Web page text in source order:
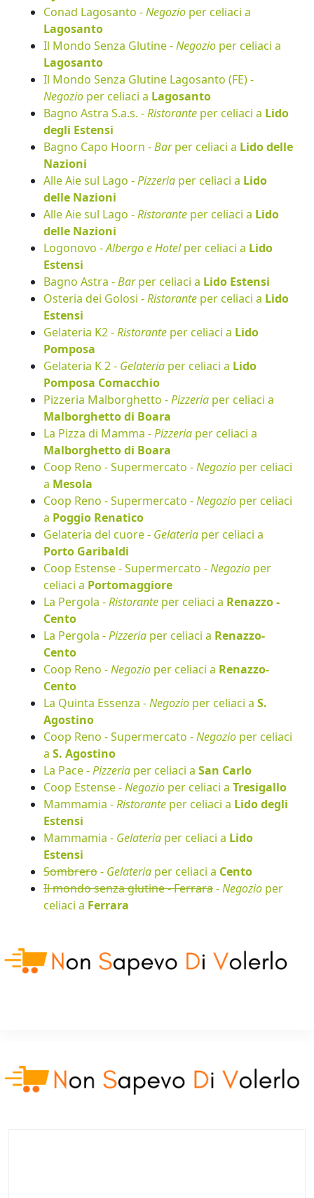
Conad Lagosanto -Negozio per celiaci a
Lagosanto
Il Mondo Senza Glutine -Negozio per celiaci a
Lagosanto
Il Mondo Senza Glutine Lagosanto (FE) -
Negozio per celiaci a Lagosanto
Bagno Astra S.a.s. -Ristorante per celiaci a Lido
degli Estensi
Bagno Capo Hoorn -Barper celiaci a Lido delle
Nazioni
Alle Aie sul Lago -Pizzeria per celiaci a Lido
delle Nazioni
Alle Aie sul Lago -Ristorante per celiaci a Lido
delle Nazioni
Logonovo -Albergo e Hotelper celiaci a Lido
Estensi
Bagno Astra -Barper celiaci a Lido Estensi
Osteria dei Golosi -Ristorante per celiaci a Lido
Estensi
Gelateria K2 -Ristorante per celiaci a Lido
Pomposa
Gelateria K 2 - Gelateria per celiaci a Lido
Pomposa Comacchio
Pizzeria Malborghetto -Pizzeria per celiaci a
Malborghetto di Boara
La Pizza di Mamma -Pizzeria per celiaci a
Malborghetto di Boara
Coop Reno - Supermercato -Negozio per celiaci
a Mesola
Coop Reno - Supermercato -Negozio per celiaci
a Poggio Renatico
Gelateria del cuore - Gelateria per celiaci a
Porto Garibaldi
Coop Estense - Supermercato -Negozio per
celiaci a Portomaggiore
La Pergola -Ristorante per celiaci a Renazzo -
Cento
La Pergola -Pizzeria per celiaci a Renazzo-
Cento
Coop Reno -Negozio per celiaci a Renazzo-
Cento
La Quinta Essenza -Negozio per celiaci a S.
Agostino
Coop Reno - Supermercato -Negozio per celiaci
a S. Agostino
La Pace -Pizzeria per celiaci a San Carlo
Coop Estense -Negozio per celiaci a Tresigallo
Mammamia -Ristorante per celiaci a Lido degli
Estensi
Mammamia - Gelateria per celiaci a Lido
Estensi
Sombrero- Gelateria per celiaci a Cento
Il mondo senza glutine - Ferrara-Negozio per
celiaci a Ferrara